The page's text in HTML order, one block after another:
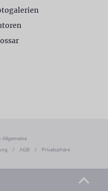
/ AGB / Privatsphäre